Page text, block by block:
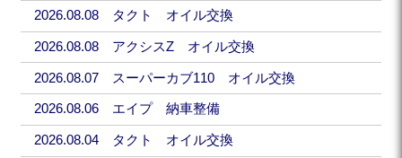
2026.08.08 タクト オイル交換
2026.08.08 アクシスZ オイル交換
2026.08.07 スーパーカブ110 オイル交換
2026.08.06 エイプ 納車整備
2026.08.04 タクト オイル交換